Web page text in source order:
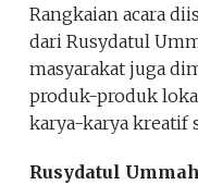
Rangkaian acara
dari Rusydatul
masyarakat juga
produk-produk
karya-karya kreatif
Rusydatul